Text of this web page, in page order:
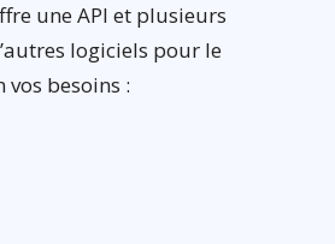
une API et plusieurs
logiciels pour le
besoins :